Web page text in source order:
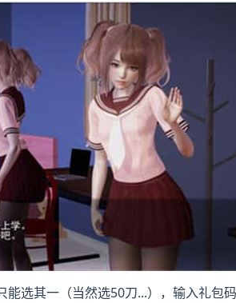
选其一（当然选50刀...），输入礼包